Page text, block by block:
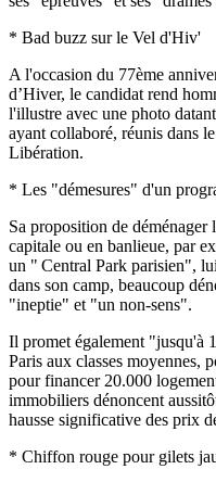
* Bad buzz sur le Vel d'Hiv'
A l'occasion du 77ème
d’Hiver, le candidat rend
l'illustre avec une photo
ayant collaboré, réunis dans
Libération.
* Les "démesures" d'un
Sa proposition de déménager
capitale ou en banlieue, par
un " Central Park parisien",
dans son camp, beaucoup
"ineptie" et "un non-sens".
Il promet également "jusqu'à
Paris aux classes moyennes,
pour financer 20.000
immobiliers dénoncent
hausse significative des prix
* Chiffon rouge pour gilets